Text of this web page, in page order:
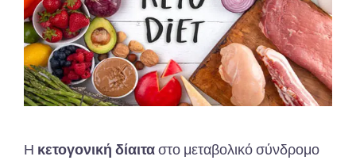
Η κετογονική δίαιταστο μεταβολικό σύνδρομο